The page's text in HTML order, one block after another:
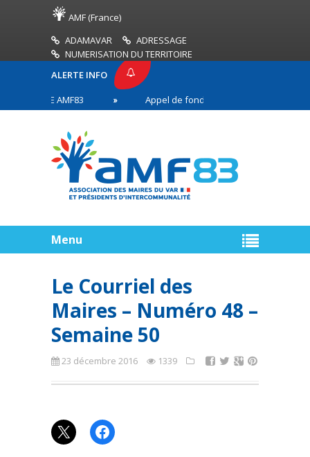
AMF (France)
ADAMAVAR
ADRESSAGE
NUMERISATION DU TERRITOIRE
ALERTE INFO
PRESSE AMF83
Appel de fonds incendies de forêt
en première ligne
Menu
Le Courriel des
Maires – Numéro 48 –
Semaine 50
23 décembre 2016 1339
X Facebook